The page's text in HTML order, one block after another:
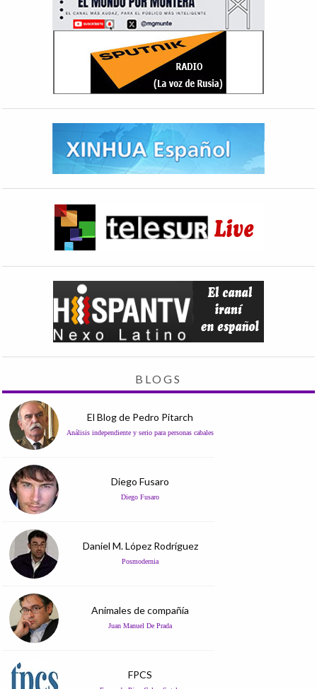
BLOGS
El Blog de Pedro Pitarch
Análisis independiente y serio para personas cabales
Diego Fusaro
Diego Fusaro
Daniel M. López Rodríguez
Posmodernia
Animales de compañía
Juan Manuel De Prada
FPCS